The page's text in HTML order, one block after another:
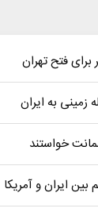
زمینی به ایران
خواستند
ایران و آمریکا